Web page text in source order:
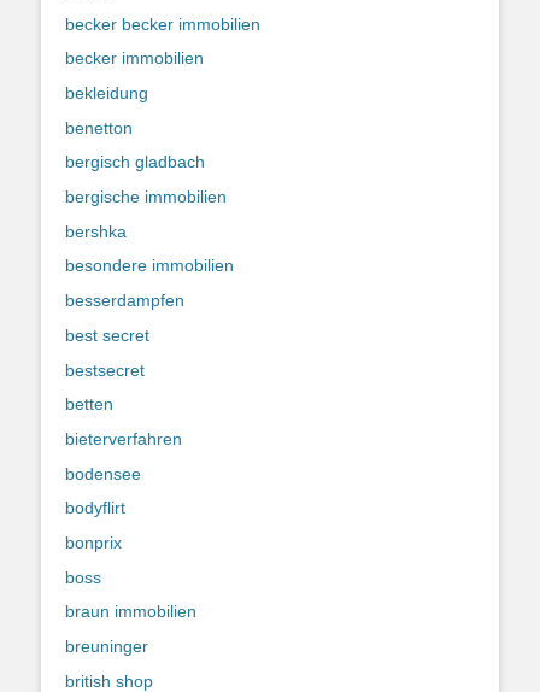
becker becker immobilien
becker immobilien
bekleidung
benetton
bergisch gladbach
bergische immobilien
bershka
besondere immobilien
besserdampfen
best secret
bestsecret
betten
bieterverfahren
bodensee
bodyflirt
bonprix
boss
braun immobilien
breuninger
british shop